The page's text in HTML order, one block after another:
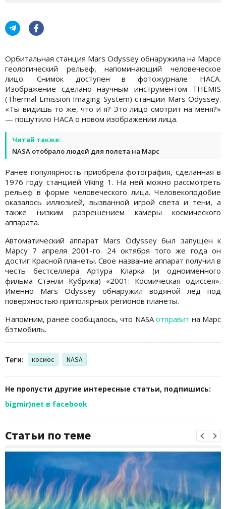
Орбитальная станция Mars Odyssey обнаружила на Марсе
геологический рельеф, напоминающий человеческое
лицо. Снимок доступен в фотожурнале НАСА.
Изображение сделано научным инструментом THEMIS
(Thermal Emission Imaging System) станции Mars Odyssey.
«Ты видишь то же, что и я? Это лицо смотрит на меня?»
— пошутило НАСА о новом изображении лица.
Читай также:
NASA отобрало людей для полета на Марс
Ранее популярность приобрела фотография, сделанная в
1976 году станцией Viking 1. На ней можно рассмотреть
рельеф в форме человеческого лица. Человекоподобие
оказалось иллюзией, вызванной игрой света и тени, а
также низким разрешением камеры космического
аппарата.
Автоматический аппарат Mars Odyssey был запущен к
Марсу 7 апреля 2001-го. 24 октября того же года он
достиг Красной планеты. Свое название аппарат получил в
честь бестселлера Артура Кларка (и одноименного
фильма Стэнли Кубрика) «2001: Космическая одиссея».
Именно Mars Odyssey обнаружил водяной лед под
поверхностью приполярных регионов планеты.
Напомним, ранее сообщалось, что NASA отправит на Марс
бэтмобиль.
Теги: космос NASA
Не пропусти другие интересные статьи, подпишись:
bigmir)net в facebook
Статьи по теме